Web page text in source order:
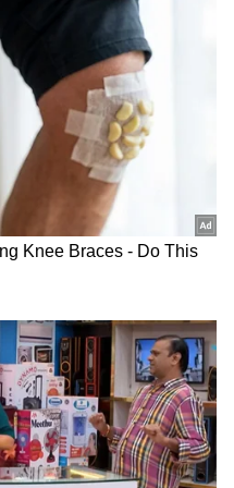
Kerala Bus crash:
ಬೆಂಗಳೂರು-ಮೈಸೂರು ಹೆದ್ದಾರಿ
ಬಳಿ ಭೀಕರ ಅಪಘಾತ: ಶೈನಿಂಗ್
ಬೋರ್ಡ್‌ಗೆ ಡಿಕ್ಕಿ ಹೊಡೆದು ಬಸ್
Inside Bengaluru Star hotel:
ಸ್ಟಾರ್‌ ಹೋಟೆಲಲ್ಲಿ ಕೊಳೆತ